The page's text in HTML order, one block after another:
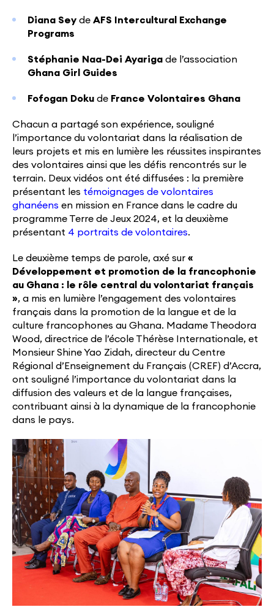
Diana Sey de AFS Intercultural Exchange
Programs
Stéphanie Naa-Dei Ayariga de l’association
Ghana Girl Guides
Fofogan Doku de France Volontaires Ghana
Chacun a partagé son expérience, souligné
l’importance du volontariat dans la réalisation de
leurs projets et mis en lumière les réussites inspirantes
des volontaires ainsi que les défis rencontrés sur le
terrain. Deux vidéos ont été diffusées : la première
présentant les témoignages de volontaires
ghanéens en mission en France dans le cadre du
programme Terre de Jeux 2024, et la deuxième
présentant 4 portraits de volontaires.
Le deuxième temps de parole, axé sur «
Développement et promotion de la francophonie
au Ghana : le rôle central du volontariat français
», a mis en lumière l’engagement des volontaires
français dans la promotion de la langue et de la
culture francophones au Ghana. Madame Theodora
Wood, directrice de l’école Thérèse Internationale, et
Monsieur Shine Yao Zidah, directeur du Centre
Régional d’Enseignement du Français (CREF) d’Accra,
ont souligné l’importance du volontariat dans la
diffusion des valeurs et de la langue françaises,
contribuant ainsi à la dynamique de la francophonie
dans le pays.